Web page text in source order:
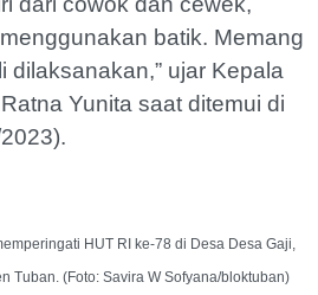
batik. Memang
dilaksanakan,” ujar Kepala
Yunita saat ditemui di
HUT RI ke-78 di Desa Desa Gaji,
Tuban. (Foto: Savira W Sofyana/bloktuban)